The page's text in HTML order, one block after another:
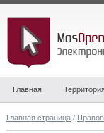
Главная
Главная страница /